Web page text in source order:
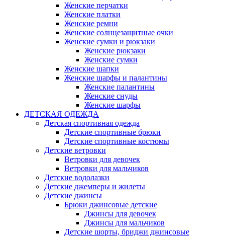
Женские перчатки
Женские платки
Женские ремни
Женские солнцезащитные очки
Женские сумки и рюкзаки
Женские рюкзаки
Женские сумки
Женские шапки
Женские шарфы и палантины
Женские палантины
Женские снуды
Женские шарфы
ДЕТСКАЯ ОДЕЖДА
Детская спортивная одежда
Детские спортивные брюки
Детские спортивные костюмы
Детские ветровки
Ветровки для девочек
Ветровки для мальчиков
Детские водолазки
Детские джемперы и жилеты
Детские джинсы
Брюки джинсовые детские
Джинсы для девочек
Джинсы для мальчиков
Детские шорты, бриджи джинсовые